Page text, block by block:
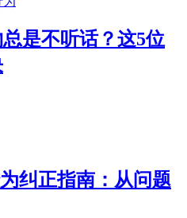
是不听话？这5位
纠正指南：从问题